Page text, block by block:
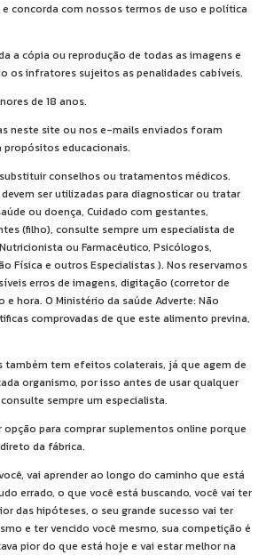
concorda com nossos termos de uso e política
a cópia ou reprodução de todas as imagens e
os infratores sujeitos as penalidades cabíveis.
de 18 anos.
neste site ou nos e-mails enviados foram
propósitos educacionais.
conselhos ou tratamentos médicos.
ser utilizadas para diagnosticar ou tratar
ou doença, Cuidado com gestantes,
(filho), consulte sempre um especialista de
ou Farmacêutico, Psicólogos,
Física e outros Especialistas ). Nos reservamos
erros de imagens, digitação (corretor de
hora. O Ministério da saúde Adverte: Não
comprovadas de que este alimento previna,
também tem efeitos colaterais, já que agem de
organismo, por isso antes de usar qualquer
sempre um especialista.
opção para comprar suplementos online porque
da fábrica.
vai aprender ao longo do caminho que está
errado, o que você está buscando, você vai ter
das hipóteses, o seu grande sucesso vai ter
e ter vencido você mesmo, sua competição é
pior do que está hoje e vai estar melhor na